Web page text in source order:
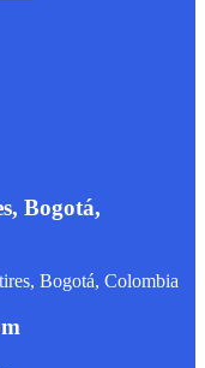
Bogotá,
Bogotá, Colombia